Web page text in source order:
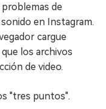
de
en Instagram.
cargue
los archivos
de video.
"tres puntos".